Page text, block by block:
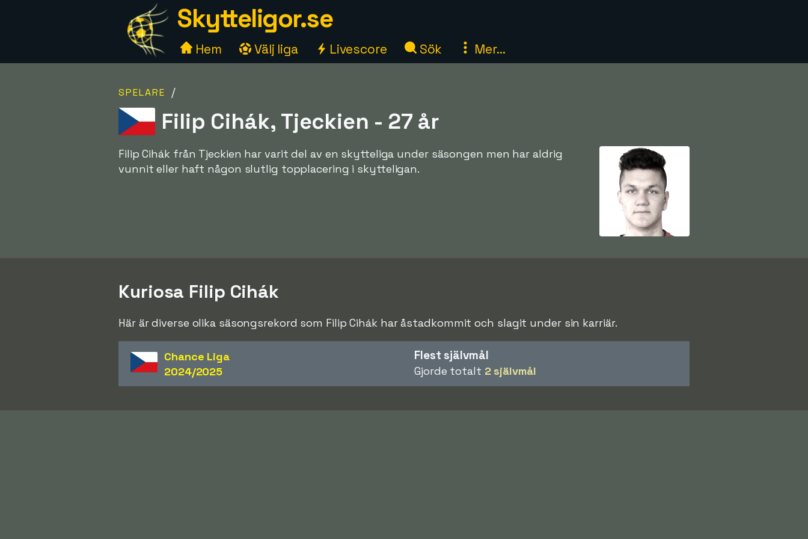
Skytteligor.se
Hem Välj liga Livescore Sök Mer...
SPELARE /
Filip Cihák, Tjeckien - 27 år
Filip Cihák från Tjeckien har varit del av en skytteliga under säsongen men har aldrig
vunnit eller haft någon slutlig topplacering i skytteligan.
Kuriosa Filip Cihák
Här är diverse olika säsongsrekord som Filip Cihák har åstadkommit och slagit under sin karriär.
Chance Liga
2024/2025
Flest självmål
Gjorde totalt 2 självmål